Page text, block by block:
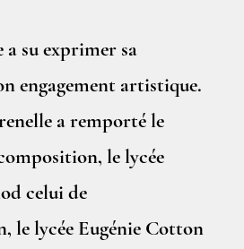
a su exprimer sa
engagement artistique.
a remporté le
le lycée
celui de
le lycée Eugénie Cotton